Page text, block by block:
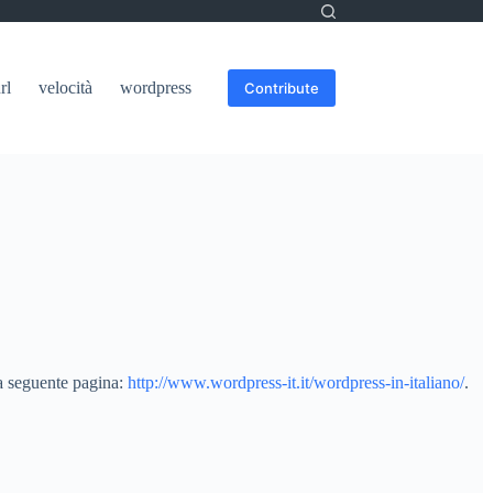
velocità wordpress Contribute
pagina: http://www.wordpress-it.it/wordpress-in-italiano/.